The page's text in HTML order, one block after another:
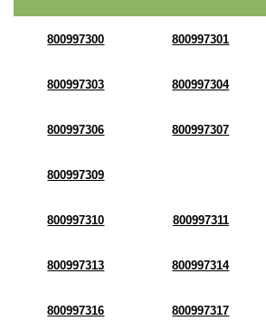
800997300 800997301
800997303 800997304
800997306 800997307
800997309
800997310 800997311
800997313 800997314
800997316 800997317